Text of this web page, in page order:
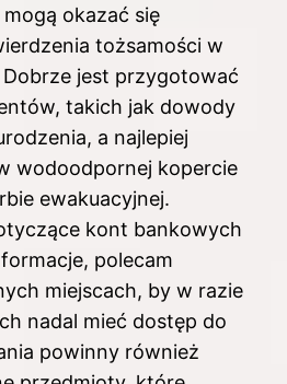
okazać się
tożsamości w
jest przygotować
takich jak dowody
a najlepiej
wodoodpornej kopercie
ewakuacyjnej.
kont bankowych
polecam
miejscach, by w razie
nadal mieć dostęp do
powinny również